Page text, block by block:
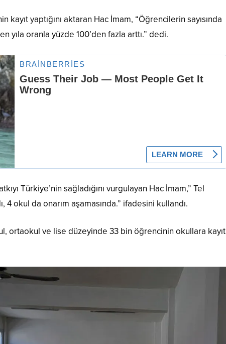
kayıt yaptığını aktaran Hac İmam, “Öğrencilerin sayısında
yıla oranla yüzde 100’den fazla arttı.” dedi.
Türkiye’nin sağladığını vurgulayan Hac İmam,” Tel
4 okul da onarım aşamasında.” ifadesini kullandı.
ortaokul ve lise düzeyinde 33 bin öğrencinin okullara kayıt